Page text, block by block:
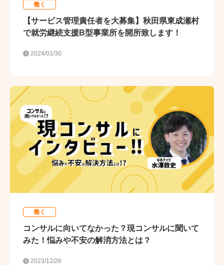
働く
【サービス管理責任者を大募集】秋田県東成瀬村
で就労継続支援B型事業所を開所致します！
2024/01/30
働く
コンサルに向いてなかった？現コンサルに聞いて
みた！悩みや不安の解消方法とは？
2023/12/26